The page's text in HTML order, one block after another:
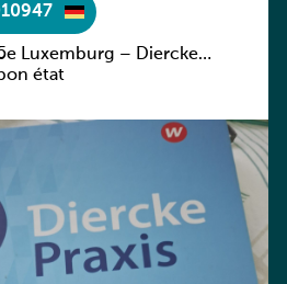
Luxemburg – Diercke
état